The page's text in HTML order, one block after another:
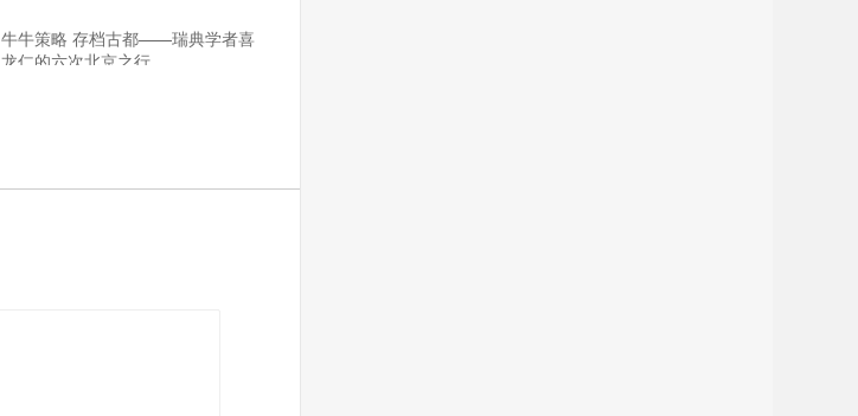
牛牛策略 存档古都——瑞典学者喜
龙仁的六次北京之行